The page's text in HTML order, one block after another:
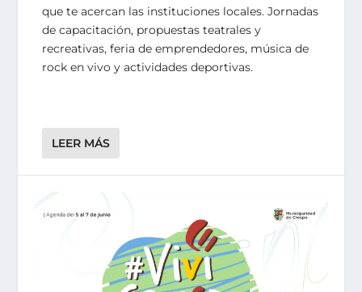
que te acercan las instituciones locales. Jornadas
de capacitación, propuestas teatrales y
recreativas, feria de emprendedores, música de
rock en vivo y actividades deportivas.
LEER MÁS